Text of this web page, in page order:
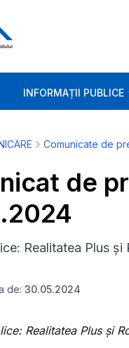
INFORMAȚII PUBLICE
Comunicate de
de
Realitatea Plus și
de: 30.05.2024
Realitatea Plus și